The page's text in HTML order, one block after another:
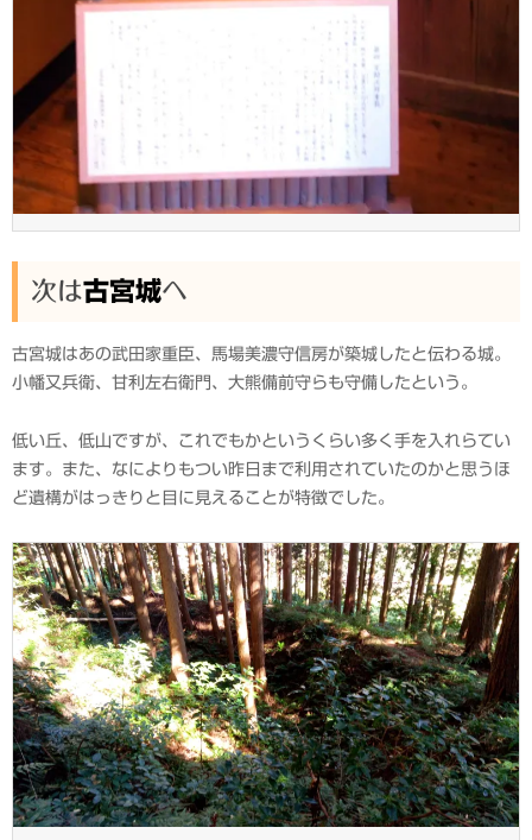
次は古宮城へ
古宮城はあの武田家重臣、馬場美濃守信房が築城したと伝わる城。
小幡又兵衛、甘利左右衛門、大熊備前守らも守備したという。
低い丘、低山ですが、これでもかというくらい多く手を入れらてい
ます。また、なによりもつい昨日まで利用されていたのかと思うほ
ど遺構がはっきりと目に見えることが特徴でした。